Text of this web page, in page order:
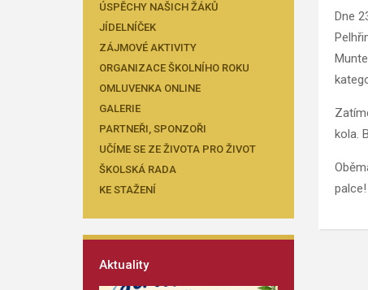
ÚSPĚCHY NAŠICH ŽÁKŮ
JÍDELNÍČEK
ZÁJMOVÉ AKTIVITY
ORGANIZACE ŠKOLNÍHO ROKU
OMLUVENKA ONLINE
GALERIE
PARTNEŘI, SPONZOŘI
UČÍME SE ZE ŽIVOTA PRO ŽIVOT
ŠKOLSKÁ RADA
KE STAŽENÍ
Aktuality
Dne
kola.
palce!